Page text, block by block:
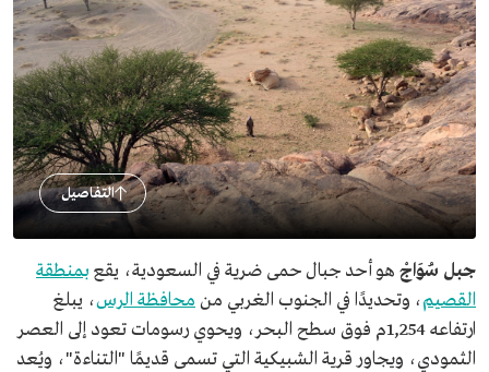
التفاصيل
جبل سُوَاجْ هو أحد جبال حمى ضرية في السعودية، يقع بمنطقة
القصيم، وتحديدًا في الجنوب الغربي من محافظة الرس، يبلغ
ارتفاعه 1,254م فوق سطح البحر، ويحوي رسومات تعود إلى العصر
الثمودي، ويجاور قرية الشبيكية التي تسمى قديمًا "التناءة"، ويُعد